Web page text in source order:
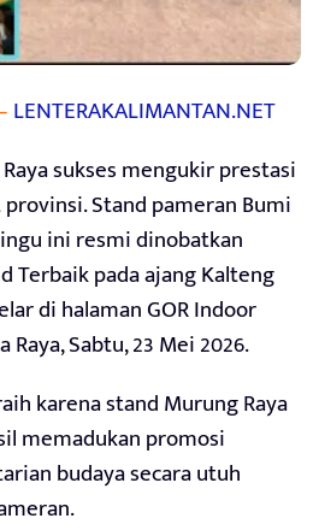
LENTERAKALIMANTAN.NET
sukses mengukir prestasi
Stand pameran Bumi
ini resmi dinobatkan
Terbaik pada ajang Kalteng
di halaman GOR Indoor
Raya, Sabtu, 23 Mei 2026.
karena stand Murung Raya
memadukan promosi
budaya secara utuh